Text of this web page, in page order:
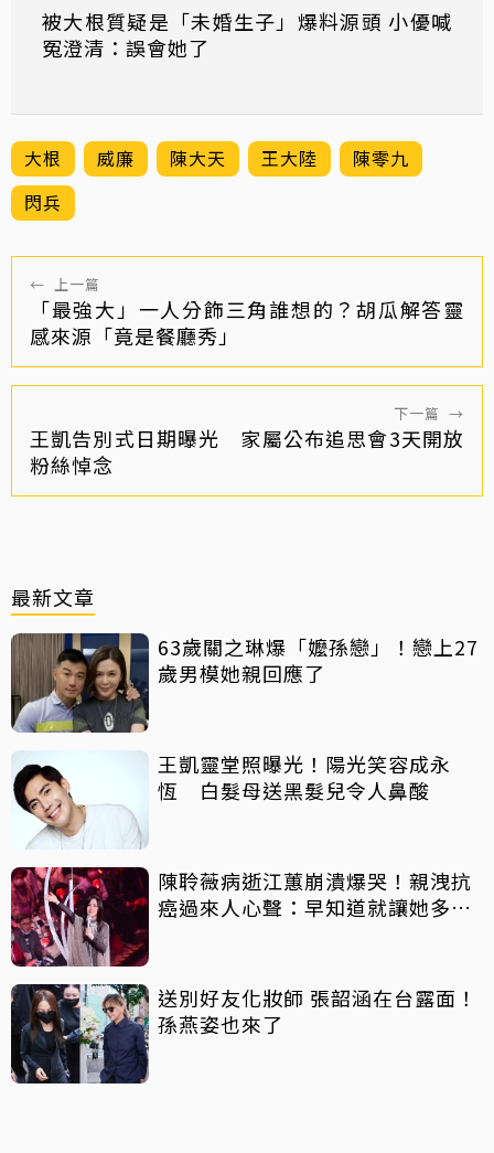
被大根質疑是「未婚生子」爆料源頭 小優喊
冤澄清：誤會她了
大根 威廉 陳大天 王大陸
陳零九
閃兵
← 上一篇
「最強大」一人分飾三角誰想的？胡瓜解答靈
感來源「竟是餐廳秀」
下一篇 →
王凱告別式日期曝光 家屬公布追思會3天開放
粉絲悼念
最新文章
63歲關之琳爆「嬤孫戀」！戀上27
歲男模她親回應了
王凱靈堂照曝光！陽光笑容成永
恆 白髮母送黑髮兒令人鼻酸
陳聆薇病逝江蕙崩潰爆哭！親洩抗
癌過來人心聲：早知道就讓她多化
送別好友化妝師 張韶涵在台露面！
孫燕姿也來了